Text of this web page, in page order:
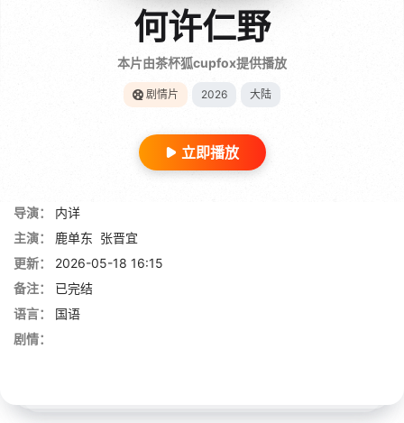
何许仁野
本片由茶杯狐cupfox提供播放
剧情片 2026 大陆
立即播放
导演：
内详
主演：
鹿单东 张晋宜
更新：
2026-05-18 16:15
备注：
已完结
语言：
国语
剧情：